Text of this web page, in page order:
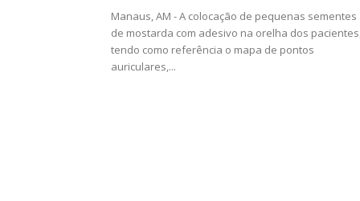
Manaus, AM - A colocação de pequenas sementes
de mostarda com adesivo na orelha dos
tendo como referência o mapa de pontos
auriculares,...